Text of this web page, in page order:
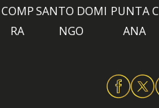
COMP
RA
SANTO DOMI
NGO
PUNTA C
ANA